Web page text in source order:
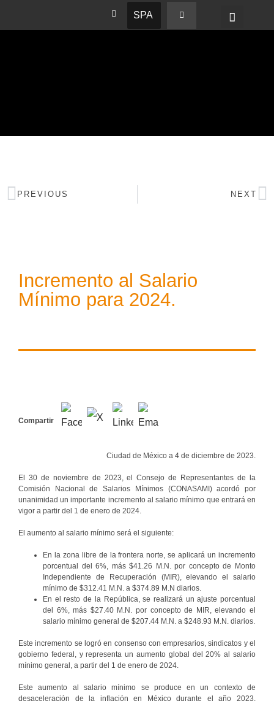
SPA
PREVIOUS NEXT
Incremento al Salario
Mínimo para 2024.
Compartir
Ciudad de México a 4 de diciembre de 2023.
El 30 de noviembre de 2023, el Consejo de Representantes de la
Comisión Nacional de Salarios Mínimos (CONASAMI) acordó por
unanimidad un importante incremento al salario mínimo que entrará en
vigor a partir del 1 de enero de 2024.
El aumento al salario mínimo será el siguiente:
En la zona libre de la frontera norte, se aplicará un incremento
porcentual del 6%, más $41.26 M.N. por concepto de Monto
Independiente de Recuperación (MIR), elevando el salario
mínimo de $312.41 M.N. a $374.89 M.N diarios.
En el resto de la República, se realizará un ajuste porcentual
del 6%, más $27.40 M.N. por concepto de MIR, elevando el
salario mínimo general de $207.44 M.N. a $248.93 M.N. diarios.
Este incremento se logró en consenso con empresarios, sindicatos y el
gobierno federal, y representa un aumento global del 20% al salario
mínimo general, a partir del 1 de enero de 2024.
Este aumento al salario mínimo se produce en un contexto de
desaceleración de la inflación en México durante el año 2023,